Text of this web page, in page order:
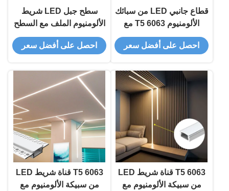
قطاع جانبي LED من سبائك
الألومنيوم 6063 T5 مع
أكسدة السفع الرملي وأبعاد
W16.0*H16.0mm
احصل على أفضل سعر
سطح جبل LED شريط
الألومنيوم الملف مع السطح
المضغوط وغطاء الكمبيوتر
الشخصي للإضاءة الزخرفية
احصل على أفضل سعر
6063 T5 قناة شريط LED
من سبيكة الألومنيوم مع
6063 T5 قناة شريط LED
من سبيكة الألومنيوم مع